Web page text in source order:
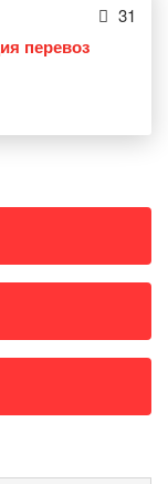
31
перевоз